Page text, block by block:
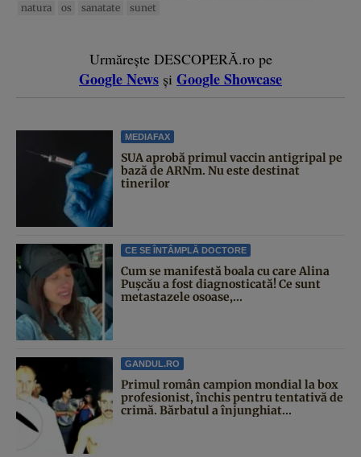
natura
os sanatate sunet
Urmărește DESCOPERĂ.ro pe
Google News și Google Showcase
MEDIAFAX
SUA aprobă primul vaccin antigripal pe
bază de ARNm. Nu este destinat
tinerilor
CE SE ÎNTÂMPLĂ DOCTORE
Cum se manifestă boala cu care Alina
Pușcău a fost diagnosticată! Ce sunt
metastazele osoase,...
GANDUL.RO
Primul român campion mondial la box
profesionist, închis pentru tentativă de
crimă. Bărbatul a înjunghiat...